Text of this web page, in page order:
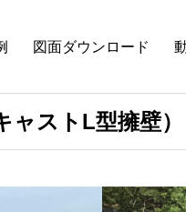
図面ダウンロード
ストL型擁壁）